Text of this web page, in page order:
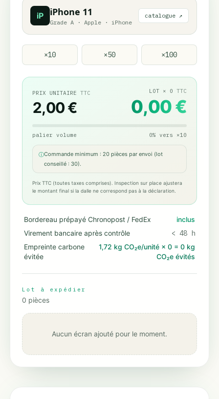
iP iPhone 11
Grade A · Apple · iPhone
catalogue ↗
×10 ×50 ×100
PRIX UNITAIRE TTC
2,00 €
LOT × 0 TTC
0,00 €
palier volume 0% vers ×10
ⓘCommande minimum : 20 pièces par envoi (lot
conseillé : 30).
Prix TTC (toutes taxes comprises). Inspection sur place ajustera
le montant final si la dalle ne correspond pas à la déclaration.
Bordereau prépayé Chronopost / FedEx
inclus
Virement bancaire après contrôle
< 48 h
Empreinte carbone
évitée
1,72 kg CO₂e/unité × 0 = 0 kg
CO₂e évités
Lot à expédier
0 pièces
Aucun écran ajouté pour le moment.